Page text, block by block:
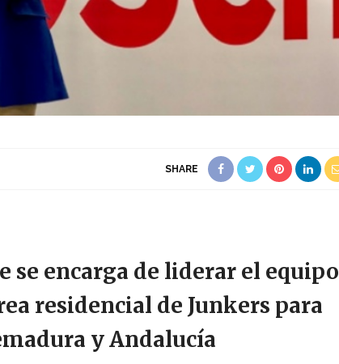
SHARE
se encarga de liderar el equipo
residencial de Junkers para
y Andalucía